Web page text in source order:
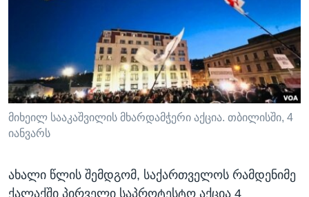
ᲛᲔᲪᲜᲘᲔᲠᲔᲑᲐ
ᲘᲜᲢᲔᲠᲕᲘᲣ
ᲙᲣᲚᲢᲣᲠᲐ
ᲒᲐᲚᲘᲚᲔᲝ
ᲗᲕᲐᲚᲘ ᲒᲕᲐᲓᲔᲕᲜᲔᲗ
ენები
მიხეილ სააკაშვილის მხარდამჭერი აქცია. თბილისში, 4
იანვარს
ახალი წლის შემდგომ, საქართველოს რამდენიმე
ქალაქში პირველი საპროტესტო აქცია 4